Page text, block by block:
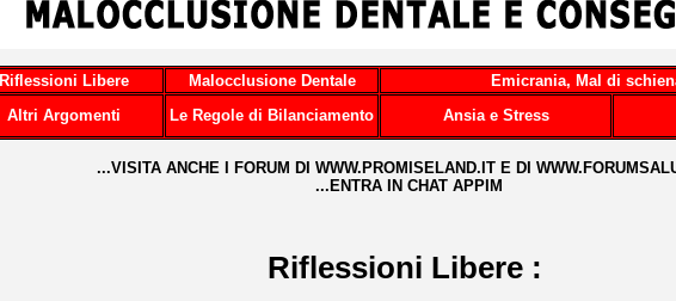
Riflessioni Libere Malocclusione Dentale
Emicrania, Mal di
Altri Argomenti
Le Regole di Bilanciamento Ansia e Stress
...VISITA ANCHE I FORUM DI WWW.PROMISELAND.IT E DI
...ENTRA IN CHAT APPIM
Riflessioni Libere: